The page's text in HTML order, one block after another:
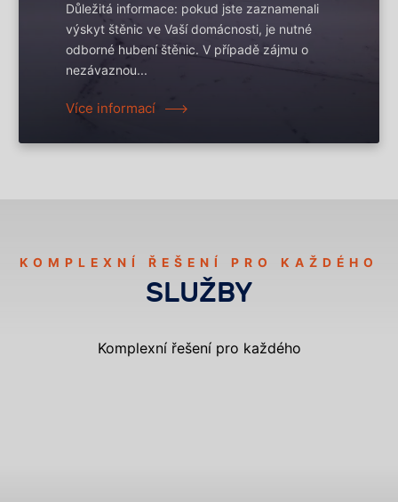
Důležitá informace: pokud jste zaznamenali
výskyt štěnic ve Vaší domácnosti, je nutné
odborné hubení štěnic. V případě zájmu o
nezávaznou...
Více informací
KOMPLEXNÍ ŘEŠENÍ PRO KAŽDÉHO
SLUŽBY
Komplexní řešení pro každého